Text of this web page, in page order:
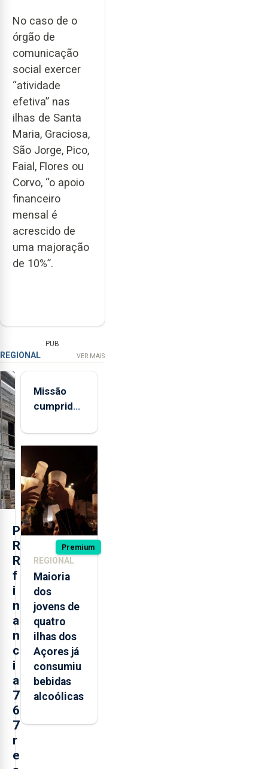
No caso de o
órgão de
comunicação
social exercer
“atividade
efetiva” nas
ilhas de Santa
Maria, Graciosa,
São Jorge, Pico,
Faial, Flores ou
Corvo, “o apoio
financeiro
mensal é
acrescido de
uma majoração
de 10%”.
PUB
REGIONAL VER MAIS
P
R
R
f
i
n
a
n
c
i
a
7
6
7
r
e
Missão
cumprida:
açorianos
após
missão na
Roménia
Premium
REGIONAL
Maioria
dos
jovens de
quatro
ilhas dos
Açores já
consumiu
bebidas
alcoólicas